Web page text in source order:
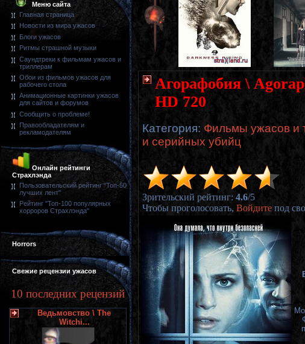
Меню сайта
Главная страница
Новости из мира ужасов
Блоги ужасов
Ритмы страшной музыки
Саундтреки к фильмам ужасов и
триллерам
Обои из фильмов ужасов для
рабочего стола
Анимационные картинки ужасов
для сайтов и форумов
Сообщить о проблеме!
Правообладателям и
рекламодателям
Онлайн рейтинги
Страхлэнда
Пользовательский рейтинг "Топ-50
лучших лент"
Рейтинг "Топ-100 популярных
хорроров Страхлэнда"
Horrors
Свежие рецензии ужасов
10 последних рецензий
Ведьмовство \ The
Witchi...
Агорафобия \
HD 720
Категория: Фильмы ужасов и
и серийных убийц
Зрительский рейтинг: 4.6/5
Чтобы проголосовать, Войдите под